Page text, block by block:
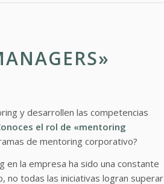
y desarrollen las competencias
el rol de «mentoring
de mentoring corporativo?
la empresa ha sido una constante
no todas las iniciativas logran superar